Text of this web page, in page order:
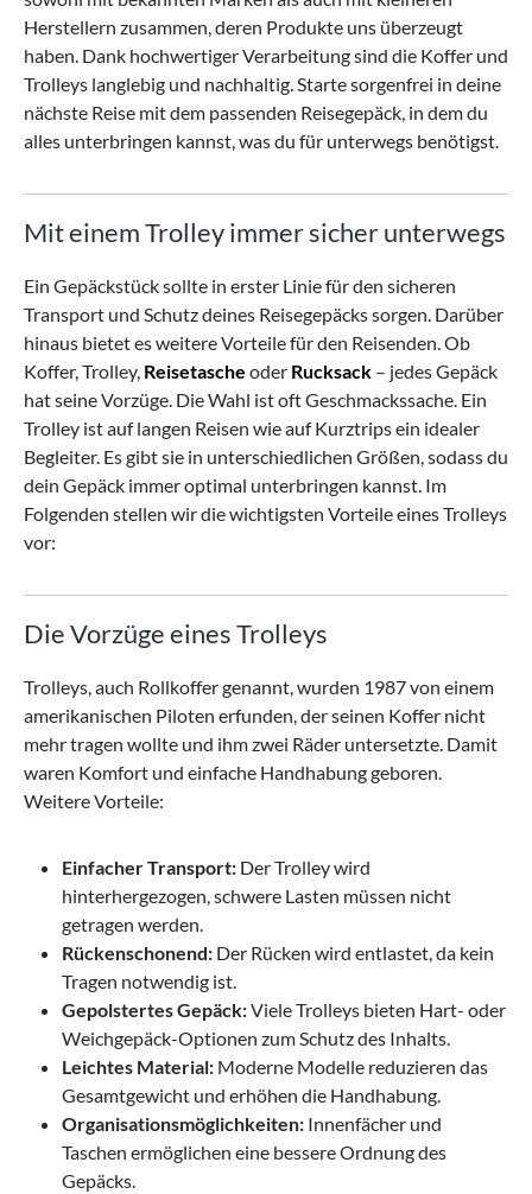
Herstellern zusammen, deren Produkte uns überzeugt
haben. Dank hochwertiger Verarbeitung sind die Koffer und
Trolleys langlebig und nachhaltig. Starte sorgenfrei in deine
nächste Reise mit dem passenden Reisegepäck, in dem du
alles unterbringen kannst, was du für unterwegs benötigst.
Mit einem Trolley immer sicher unterwegs
Ein Gepäckstück sollte in erster Linie für den sicheren
Transport und Schutz deines Reisegepäcks sorgen. Darüber
hinaus bietet es weitere Vorteile für den Reisenden. Ob
Koffer, Trolley, Reisetasche oder Rucksack – jedes Gepäck
hat seine Vorzüge. Die Wahl ist oft Geschmackssache. Ein
Trolley ist auf langen Reisen wie auf Kurztrips ein idealer
Begleiter. Es gibt sie in unterschiedlichen Größen, sodass du
dein Gepäck immer optimal unterbringen kannst. Im
Folgenden stellen wir die wichtigsten Vorteile eines Trolleys
vor:
Die Vorzüge eines Trolleys
Trolleys, auch Rollkoffer genannt, wurden 1987 von einem
amerikanischen Piloten erfunden, der seinen Koffer nicht
mehr tragen wollte und ihm zwei Räder untersetzte. Damit
waren Komfort und einfache Handhabung geboren.
Weitere Vorteile:
Einfacher Transport: Der Trolley wird
hinterhergezogen, schwere Lasten müssen nicht
getragen werden.
Rückenschonend: Der Rücken wird entlastet, da kein
Tragen notwendig ist.
Gepolstertes Gepäck:Viele Trolleys bieten Hart- oder
Weichgepäck-Optionen zum Schutz des Inhalts.
Leichtes Material: Moderne Modelle reduzieren das
Gesamtgewicht und erhöhen die Handhabung.
Organisationsmöglichkeiten: Innenfächer und
Taschen ermöglichen eine bessere Ordnung des
Gepäcks.